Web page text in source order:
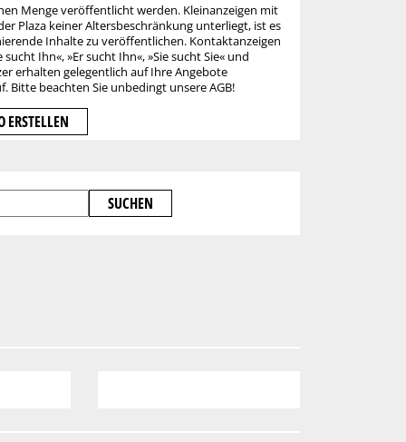
Menge veröffentlicht werden. Kleinanzeigen mit
Plaza keiner Altersbeschränkung unterliegt, ist es
Inhalte zu veröffentlichen. Kontaktanzeigen
Ihn«, »Er sucht Ihn«, »Sie sucht Sie« und
erhalten gelegentlich auf Ihre Angebote
Bitte beachten Sie unbedingt unsere AGB!
ERSTELLEN
SUCHEN